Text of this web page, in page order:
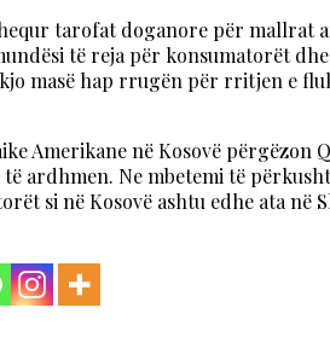
tarofat doganore për mallrat
të reja për konsumatorët
masë hap rrugën për rritjen e
Amerikane në Kosovë
ardhmen. Ne mbetemi të
si në Kosovë ashtu edhe ata në